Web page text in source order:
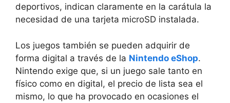
deportivos, indican claramente en la carátula la
necesidad de una tarjeta microSD instalada.
Los juegos también se pueden adquirir de
forma digital a través de la Nintendo eShop.
Nintendo exige que, si un juego sale tanto en
físico como en digital, el precio de lista sea el
mismo, lo que ha provocado en ocasiones el